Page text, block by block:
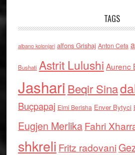
TAGS
albano kolonjari alfons Grishaj Anton Cefa
Bushati Astrit Lulushi Aurenc
Jashari Beqir Sina
Buçpapaj Elmi Berisha Enver Bytyci
Eugjen MerlikaFahri
shkreli Fritz radovani